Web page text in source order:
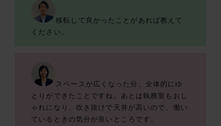
移転して良かったことがあれば教えて
ください。
スペースが広くなった分、全体的にゆ
とりができたことですね。あとは執務室もおし
ゃれになり、吹き抜けで天井が高いので、働い
ているときの気分が良いところです。